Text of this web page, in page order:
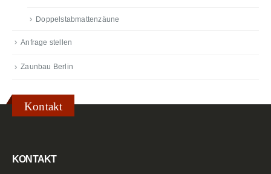
Doppelstabmattenzäune
Anfrage stellen
Zaunbau Berlin
Kontakt
KONTAKT